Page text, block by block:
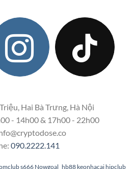
Hai Bà Trưng, Hà Nội
- 14h00 & 17h00 - 22h00
090.2222.141
s666 Nowgoal hb88 keonhacaihipclub